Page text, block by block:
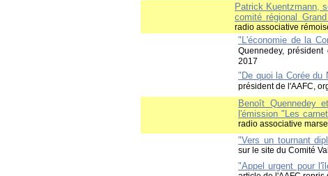
Patrick Kuentzmann,
comité régional
radio associative
"L'économie de la
Quennedey,
2017
"De quoi la Corée du
président de l'AAFC,
Benoît Quennedey
l'émission "Les
radio associative
"Vers un tournant
sur le site du Comité
"Appel urgent pour